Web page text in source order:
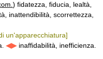
) fidatezza, fiducia, lealtà,
inattendibilità, scorrettezza,
un'apparecchiatura]
◀▶inaffidabilità, inefficienza.